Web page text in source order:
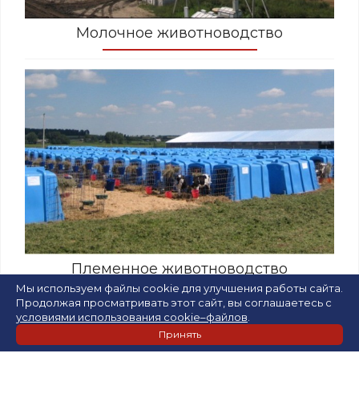
Молочное животноводство
Племенное животноводство
Мы используем файлы cookie для улучшения работы сайта.
Продолжая просматривать этот сайт, вы соглашаетесь с
условиями использования cookie–файлов
Принять